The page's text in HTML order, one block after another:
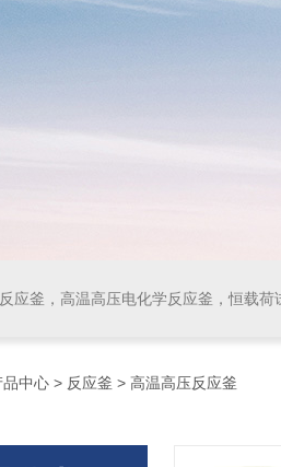
应釜，高温高压电化学反应釜，恒载
品中心 > 反应釜 > 高温高压反应釜